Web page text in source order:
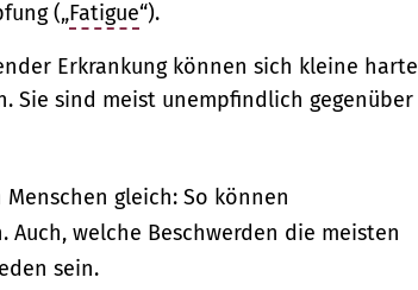
(„Fatigue“).
Erkrankung können sich kleine harte
Sie sind meist unempfindlich gegenüber
gleich: So können
welche Beschwerden die meisten
sein.